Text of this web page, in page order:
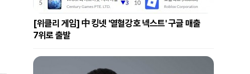
[위클리 게임] 中 킹넷 '열혈강호 넥스트' 구글 매출
7위로 출발